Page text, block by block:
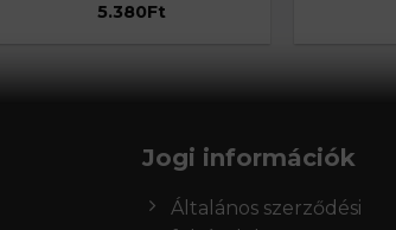
5.380Ft
Jogi információk
Általános szerződési